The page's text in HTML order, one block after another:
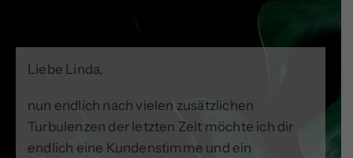
Liebe Linda,
nun endlich nach vielen zusätzlichen
Turbulenzen der letzten Zeit möchte ich dir
endlich eine Kundenstimme und ein